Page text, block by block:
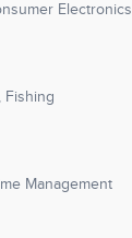
Electronics
Fishing
Management